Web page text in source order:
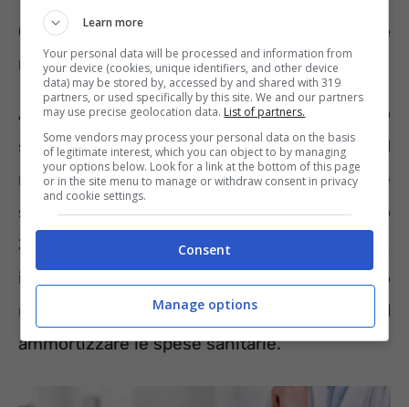
Con il reddito basso quale esenzione
richiedere
A livello nazionale le esenzioni da reddito
sono distinte in quattro tipologie. E01
riguarda i cittadini di età inferiore a 6 anni e
superiore a 65 anni con redditientro
36.151,98 euro.
Gli altri codici riguardano,
invece, categorie più specifiche a basso
reddito che devono essere aiutate ad
ammortizzare le spese sanitarie.
Learn more
Your personal data will be processed and information from
your device (cookies, unique identifiers, and other device
data) may be stored by, accessed by and shared with 319
partners, or used specifically by this site. We and our partners
may use precise geolocation data. List of partners.
Some vendors may process your personal data on the basis
of legitimate interest, which you can object to by managing
your options below. Look for a link at the bottom of this page
or in the site menu to manage or withdraw consent in privacy
and cookie settings.
Consent
Manage options